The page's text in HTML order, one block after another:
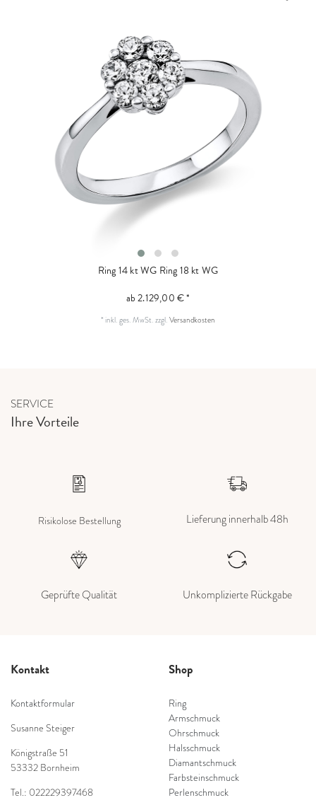
Ring 14 kt WG Ring 18 kt WG
ab 2.129,00 € *
* inkl. ges. MwSt.zzgl.Versandkosten
SERVICE
Ihre Vorteile
Risikolose Bestellung Lieferung innerhalb 48h
Geprüfte Qualität Unkomplizierte Rückgabe
Kontakt
Kontaktformular
Susanne Steiger
Königstraße 51
53332 Bornheim
Tel.: 022229397468
Shop
Ring
Armschmuck
Ohrschmuck
Halsschmuck
Diamantschmuck
Farbsteinschmuck
Perlenschmuck